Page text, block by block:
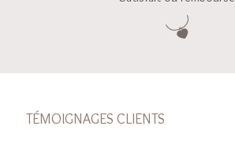
TÉMOIGNAGES CLIENTS